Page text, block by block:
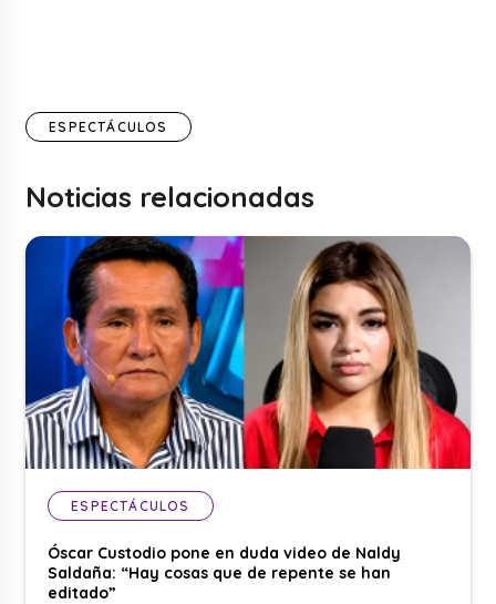
ESPECTÁCULOS
Noticias relacionadas
ESPECTÁCULOS
Óscar Custodio pone en duda video de Naldy
Saldaña: “Hay cosas que de repente se han
editado”